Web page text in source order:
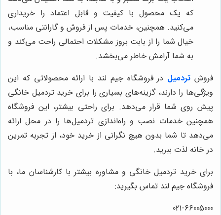
که یک محصول با کیفیت و قابل اعتماد را خریداری
می‌کنید. همچنین، خدمات پس از فروش و گارانتی مناسب،
خیال شما را از بابت بروز مشکلات احتمالی راحت می‌کند و
به شما آرامش خاطر می‌بخشد.
فروش تردمیل در فروشگاه جیم لند با ارائه محصولاتی که این
ویژگی‌ها را دارند، گزینه‌های بسیاری را برای خرید تردمیل خانگی
پیش روی شما قرار می‌دهد. برای راحتی بیشتر، این فروشگاه
همچنین خدمات نصب و راه‌اندازی تردمیل‌ها را در محل ارائه
می‌دهد تا شما بدون هیچ نگرانی از خرید خود، از تجربه تمرین
در خانه لذت ببرید.
برای خرید تردمیل خانگی و مشاوره بیشتر با کارشناسان ما، با
فروشگاه جیم لند تماس بگیرید:
021-66005000